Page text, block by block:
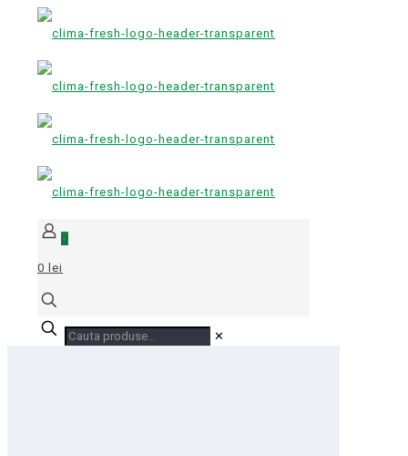
0
0 lei
✕